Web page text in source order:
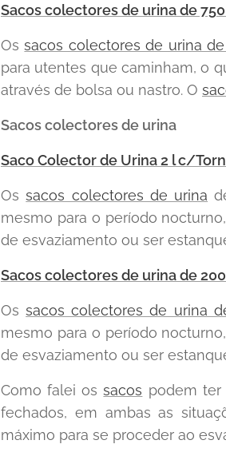
Sacos colectores de urina de
Ossacos colectores de urina
para utentes que caminham, o
através de bolsa ou nastro. O
Sacos colectores de urina
Saco Colector de Urina 2 l c/
Ossacos colectores de urina
mesmo para o período
de esvaziamento ou ser
Sacos colectores de urina de
Ossacos colectores de urina
mesmo para o período
de esvaziamento ou ser
Como falei ossacos podem ter
fechados, em ambas as
máximo para se proceder ao